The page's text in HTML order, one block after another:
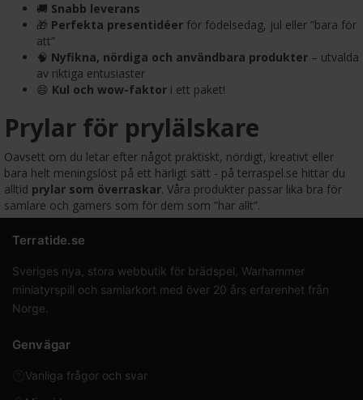
🚚 Snabb leverans
🎁 Perfekta presentidéer för födelsedag, jul eller ”bara för
att”
🧠 Nyfikna, nördiga och användbara produkter – utvalda
av riktiga entusiaster
😄 Kul och wow-faktor i ett paket!
Prylar för prylälskare
Oavsett om du letar efter något praktiskt, nördigt, kreativt eller
bara helt meningslöst på ett härligt sätt - på terraspel.se hittar du
alltid prylar som överraskar. Våra produkter passar lika bra för
samlare och gamers som för dem som ”har allt”.
Terratide.se
Sveriges nya, stora webbutik för brädspel, Warhammer
miniatyrspill och samlarkort med över 20 års erfarenhet från
Norge.
Genvägar
Vanliga frågor och svar